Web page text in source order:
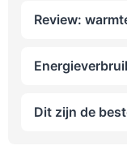
Review:
Dit zijn de